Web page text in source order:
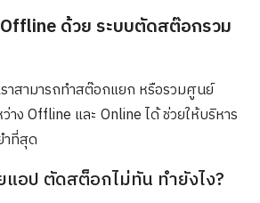
ด้วย ระบบตัดสต๊อกรวม
าสามารถทำสต๊อกแยก หรือรวมศูนย์
าง Offline และ Online ได้ ช่วยให้บริหาร
ที่สุด
แอป ตัดสต็อกไม่ทัน ทำยังไง?